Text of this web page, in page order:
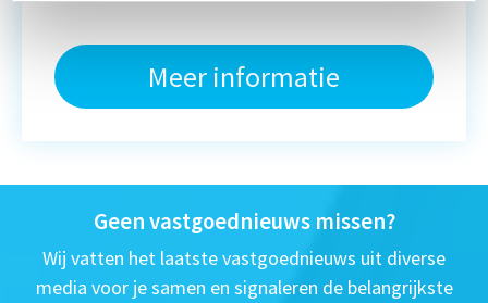
Meer informatie
Geen vastgoednieuws missen?
Wij vatten het laatste vastgoednieuws uit diverse
media voor je samen en signaleren de belangrijkste